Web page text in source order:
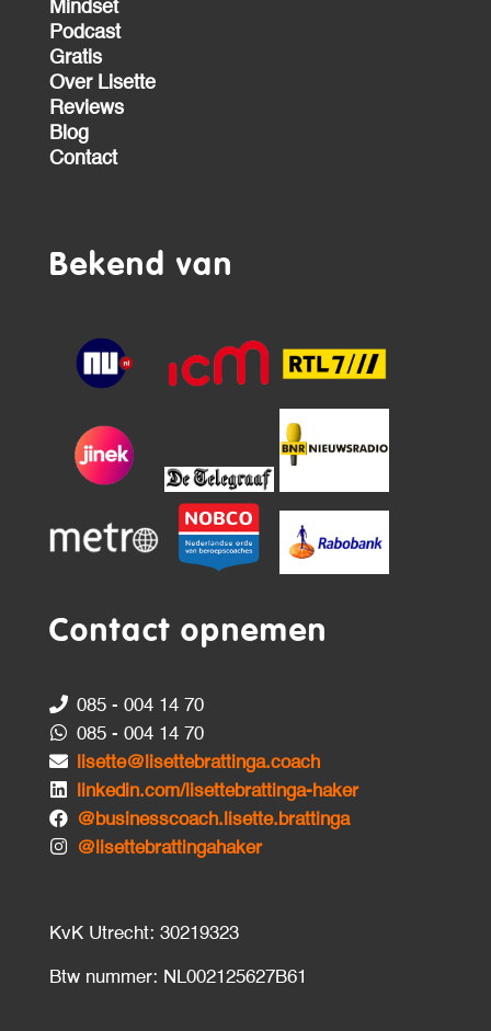
Mindset
Podcast
Gratis
Over Lisette
Reviews
Blog
Contact
Bekend van
Contact opnemen
085 - 004 14 70
085 - 004 14 70
lisette@lisettebrattinga.coach
linkedin.com/lisettebrattinga-haker
@businesscoach.lisette.brattinga
@lisettebrattingahaker
KvK Utrecht: 30219323
Btw nummer: NL002125627B61